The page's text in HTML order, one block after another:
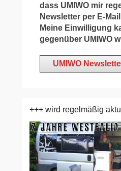
dass UMIWO mir
Newsletter per E-
Meine Einwilligung
gegenüber UMIWO
+++ wird regelmäßig